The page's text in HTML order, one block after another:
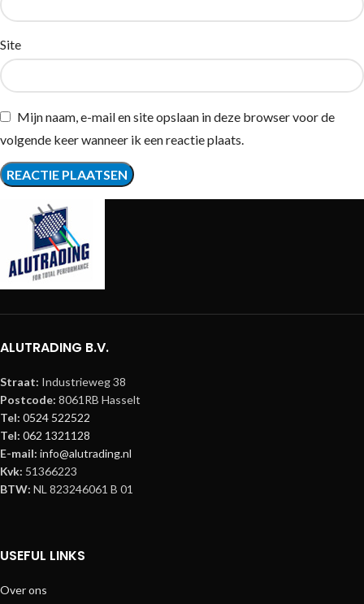
Site
Mijn naam, e-mail en site opslaan in deze browser voor de
volgende keer wanneer ik een reactie plaats.
ALUTRADING B.V.
Straat: Industrieweg 38
Postcode: 8061RB Hasselt
Tel: 0524 522522
Tel: 062 1321128
E-mail: info@alutrading.nl
Kvk: 51366223
BTW: NL 823246061 B 01
USEFUL LINKS
Over ons